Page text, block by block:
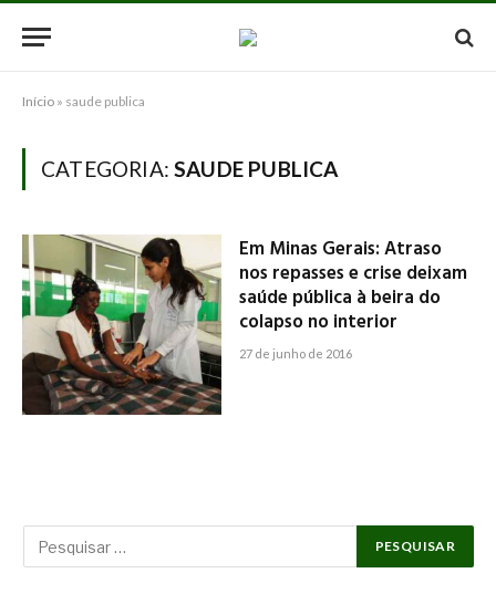
Início » saude publica
CATEGORIA:SAUDE PUBLICA
Em Minas Gerais: Atraso
nos repasses e crise deixam
saúde pública à beira do
colapso no interior
27 de junho de 2016